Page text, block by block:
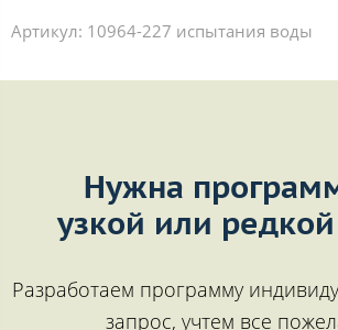
Артикул: 10964-227 испытания воды
Нужна
узкой или
Разработаем программу
запрос, учтем все